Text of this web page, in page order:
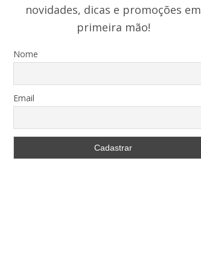
novidades, dicas e promoções em
primeira mão!
Nome
Email